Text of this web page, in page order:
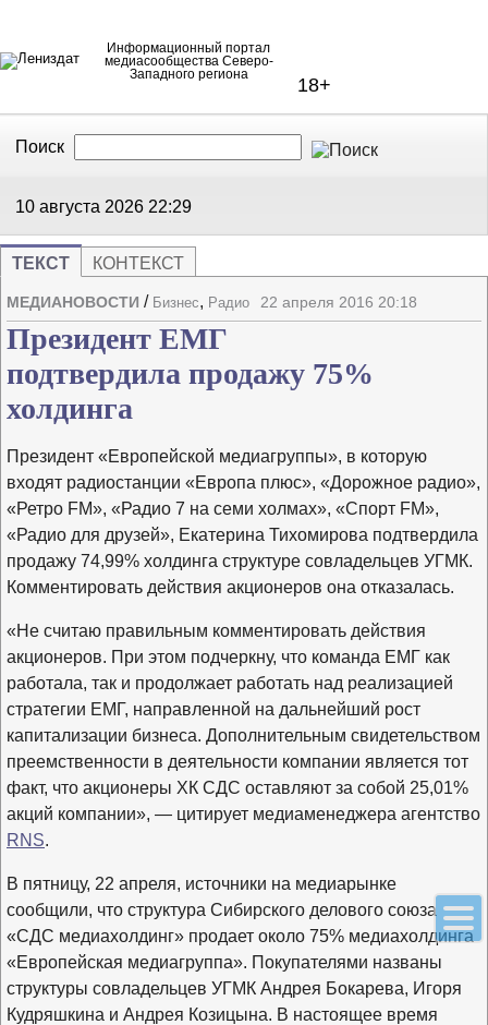
Информационный портал
медиасообщества Северо-
Западного региона
18+
Поиск
10 августа 2026 22:29
ТЕКСТ КОНТЕКСТ
МЕДИАНОВОСТИ / Бизнес, Радио 22 апреля 2016 20:18
Президент ЕМГ
подтвердила продажу 75%
холдинга
Президент «Европейской медиагруппы», в которую
входят радиостанции «Европа плюс», «Дорожное радио»,
«Ретро FM», «Радио 7 на семи холмах», «Спорт FM»,
«Радио для друзей», Екатерина Тихомирова подтвердила
продажу 74,99% холдинга структуре совладельцев УГМК.
Комментировать действия акционеров она отказалась.
«Не считаю правильным комментировать действия
акционеров. При этом подчеркну, что команда ЕМГ как
работала, так и продолжает работать над реализацией
стратегии ЕМГ, направленной на дальнейший рост
капитализации бизнеса. Дополнительным свидетельством
преемственности в деятельности компании является тот
факт, что акционеры ХК СДС оставляют за собой 25,01%
акций компании», — цитирует медиаменеджера агентство
RNS.
В пятницу, 22 апреля, источники на медиарынке
сообщили, что структура Сибирского делового союза
«СДС медиахолдинг» продает около 75% медиахолдинга
«Европейская медиагруппа». Покупателями названы
структуры совладельцев УГМК Андрея Бокарева, Игоря
Кудряшкина и Андрея Козицына. В настоящее время